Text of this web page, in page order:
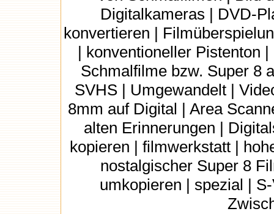
Digitalkameras | DVD-
konvertieren |
| konventioneller Pistenton
Schmalfilme bzw. Super 8
SVHS | Umgewandelt |
8mm auf Digital | Area
alten Erinnerungen |
kopieren | filmwerkstatt |
nostalgischer Super 8
umkopieren | spezial |